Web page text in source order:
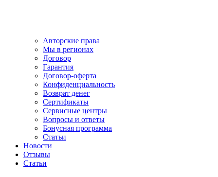
Авторские права
Мы в регионах
Договор
Гарантия
Договор-оферта
Конфиденциальность
Возврат денег
Сертификаты
Сервисные центры
Вопросы и ответы
Бонусная программа
Статьи
Новости
Отзывы
Статьи